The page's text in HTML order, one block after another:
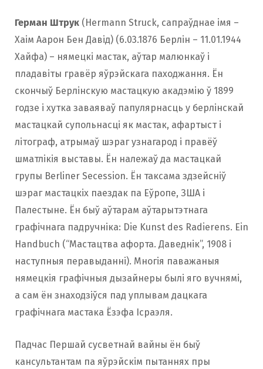
Герман Штрук (Hermann Struck, сапраўднае імя –
Хаім Аарон Бен Давід) (6.03.1876 Берлін – 11.01.1944
Хайфа) – нямецкі мастак, аўтар малюнкаў і
пладавіты гравёр яўрэйскага паходжання. Ён
скончыў Берлінскую мастацкую акадэмію ў 1899
годзе і хутка заваяваў папулярнасць у берлінскай
мастацкай супольнасці як мастак, афартыст і
літограф, атрымаў шэраг узнагарод і правёў
шматлікія выставы. Ён належаў да мастацкай
групы Berliner Secession. Ён таксама здзейсніў
шэраг мастацкіх паездак па Еўропе, ЗША і
Палестыне. Ён быў аўтарам аўтарытэтнага
графічнага падручніка: Die Kunst des Radierens. Ein
Handbuch (“Мастацтва афорта. Даведнік”, 1908 і
наступныя перавыданні). Многія паважаныя
нямецкія графічныя дызайнеры былі яго вучнямі,
а сам ён знаходзіўся пад уплывам дацкага
графічнага мастака Ёзэфа Ісраэля.
Падчас Першай сусветнай вайны ён быў
кансультантам па яўрэйскім пытаннях пры